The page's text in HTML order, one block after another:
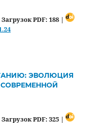
Загрузок PDF: 188 |
ЭВОЛЮЦИЯ
Загрузок PDF: 325 |